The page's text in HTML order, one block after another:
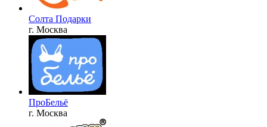
Солта Подарки
г. Москва
ПроБельё
г. Москва